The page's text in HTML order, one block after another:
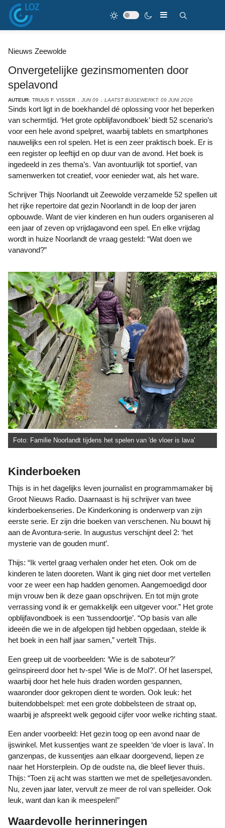
Nieuws Zeewolde
Onvergetelijke gezinsmomenten door
spelavond
AUTEUR: TRUUS F. VISSER JUN 09 LAATST BIJGEWERKT: 09 JUNI 2026
Sinds kort ligt in de boekhandel dé oplossing voor het beperken
van schermtijd. ‘Het grote opblijfavondboek’ biedt 52 scenario’s
voor een hele avond spelpret, waarbij tablets en smartphones
nauwelijks een rol spelen. Het is een zeer praktisch boek. Er is
een register op leeftijd en op duur van de avond. Het boek is
ingedeeld in zes thema’s. Van avontuurlijk tot sportief, van
samenwerken tot creatief, voor eenieder wat, als het ware.
Schrijver Thijs Noorlandt uit Zeewolde verzamelde 52 spellen uit
het rijke repertoire dat gezin Noorlandt in de loop der jaren
opbouwde. Want de vier kinderen en hun ouders organiseren al
een jaar of zeven op vrijdagavond een spel. En elke vrijdag
wordt in huize Noorlandt de vraag gesteld: “Wat doen we
vanavond?”
Foto: Familie Noorlandt tijdens het spelen van 'de vloer is lava'
Kinderboeken
Thijs is in het dagelijks leven journalist en programmamaker bij
Groot Nieuws Radio. Daarnaast is hij schrijver van twee
kinderboekenseries. De Kinderkoning is onderwerp van zijn
eerste serie. Er zijn drie boeken van verschenen. Nu bouwt hij
aan de Avontura-serie. In augustus verschijnt deel 2: ‘het
mysterie van de gouden munt’.
Thijs: “Ik vertel graag verhalen onder het eten. Ook om de
kinderen te laten dooreten. Want ik ging niet door met vertellen
voor ze weer een hap hadden genomen. Aangemoedigd door
mijn vrouw ben ik deze gaan opschrijven. En tot mijn grote
verrassing vond ik er gemakkelijk een uitgever voor.” Het grote
opblijfavondboek is een ‘tussendoortje’. “Op basis van alle
ideeën die we in de afgelopen tijd hebben opgedaan, stelde ik
het boek in een half jaar samen,” vertelt Thijs.
Een greep uit de voorbeelden: ‘Wie is de saboteur?’
geïnspireerd door het tv-spel ‘Wie is de Mol?’. Of het laserspel,
waarbij door het hele huis draden worden gespannen,
waaronder door gekropen dient te worden. Ook leuk: het
buitendobbelspel: met een grote dobbelsteen de straat op,
waarbij je afspreekt welk gegooid cijfer voor welke richting staat.
Een ander voorbeeld: Het gezin toog op een avond naar de
ijswinkel. Met kussentjes want ze speelden ‘de vloer is lava’. In
ganzenpas, de kussentjes aan elkaar doorgevend, liepen ze
naar het Horsterplein. Op de oudste na, die bleef liever thuis.
Thijs: “Toen zij acht was startten we met de spelletjesavonden.
Nu, zeven jaar later, vervult ze meer de rol van spelleider. Ook
leuk, want dan kan ik meespelen!”
Waardevolle herinneringen